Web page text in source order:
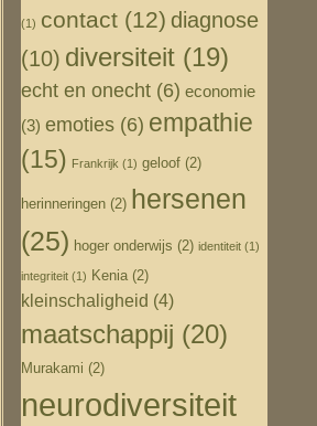
(1) contact (12) diagnose
(10) diversiteit (19)
echt en onecht (6) economie
(3) emoties (6) empathie
(15) Frankrijk (1) geloof (2)
herinneringen (2) hersenen
(25) hoger onderwijs (2) identiteit (1)
integriteit (1) Kenia (2)
kleinschaligheid (4)
maatschappij (20)
Murakami (2)
neurodiversiteit